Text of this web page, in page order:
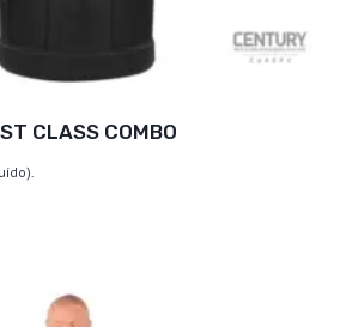
CLASS COMBO